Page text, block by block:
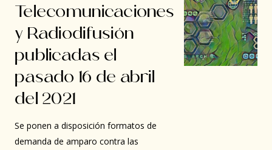
Telecomunicaciones
y Radiodifusión
publicadas el
pasado 16 de abril
del 2021
Se ponen a disposición formatos de
demanda de amparo contra las